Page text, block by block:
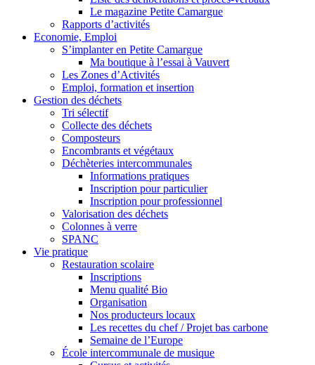
Le magazine Petite Camargue
Rapports d’activités
Economie, Emploi
S’implanter en Petite Camargue
Ma boutique à l’essai à Vauvert
Les Zones d’Activités
Emploi, formation et insertion
Gestion des déchets
Tri sélectif
Collecte des déchets
Composteurs
Encombrants et végétaux
Déchèteries intercommunales
Informations pratiques
Inscription pour particulier
Inscription pour professionnel
Valorisation des déchets
Colonnes à verre
SPANC
Vie pratique
Restauration scolaire
Inscriptions
Menu qualité Bio
Organisation
Nos producteurs locaux
Les recettes du chef / Projet bas carbone
Semaine de l’Europe
École intercommunale de musique